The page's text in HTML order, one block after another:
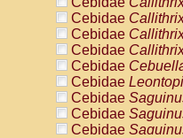
Cebidae
Cebidae
Cebidae
Cebidae
Cebidae
Cebidae
Cebidae
Cebidae